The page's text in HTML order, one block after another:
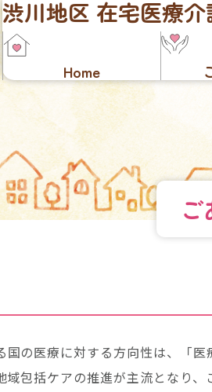
渋川地区 在宅医療
Home
国の医療に対する方向性は、「
域包括ケアの推進が主流となり、